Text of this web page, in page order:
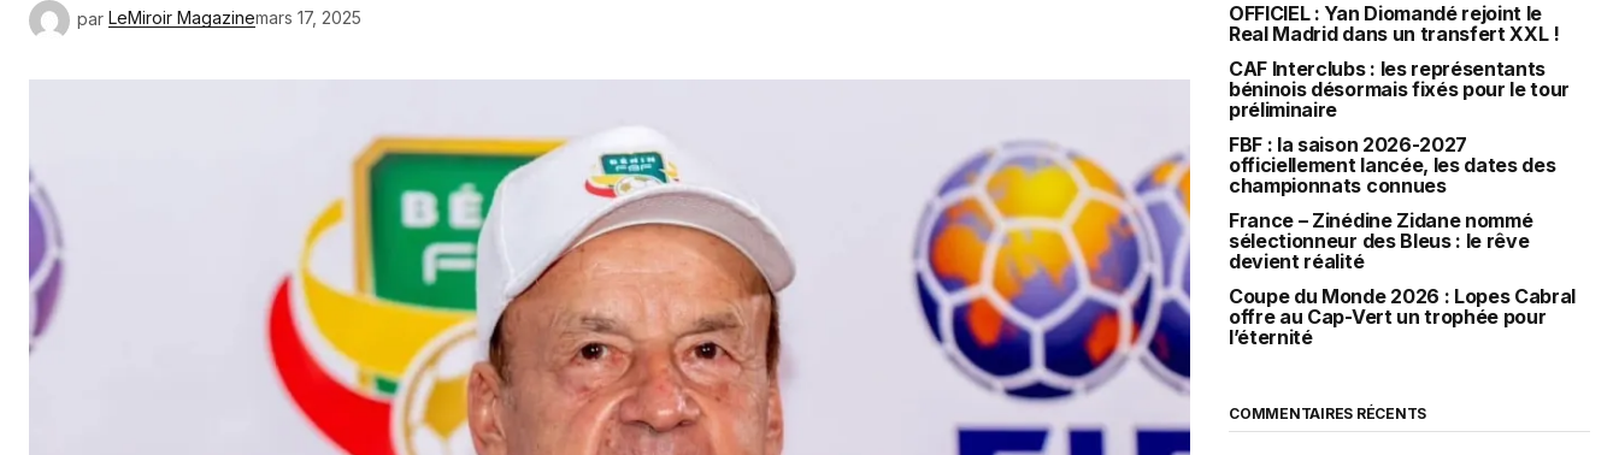
par LeMiroir Magazinemars 17, 2025
OFFICIEL : Yan Diomandé rejoint le
Real Madrid dans un transfert XXL !
CAF Interclubs : les représentants
béninois désormais fixés pour le tour
préliminaire
FBF : la saison 2026-2027
officiellement lancée, les dates des
championnats connues
France – Zinédine Zidane nommé
sélectionneur des Bleus : le rêve
devient réalité
Coupe du Monde 2026 : Lopes Cabral
offre au Cap-Vert un trophée pour
l’éternité
COMMENTAIRES RÉCENTS